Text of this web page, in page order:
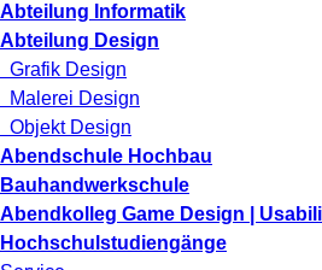
Abteilung Informatik
Abteilung Design
Grafik Design
Malerei Design
Objekt Design
Abendschule Hochbau
Bauhandwerkschule
Abendkolleg Game Design |
Hochschulstudiengänge